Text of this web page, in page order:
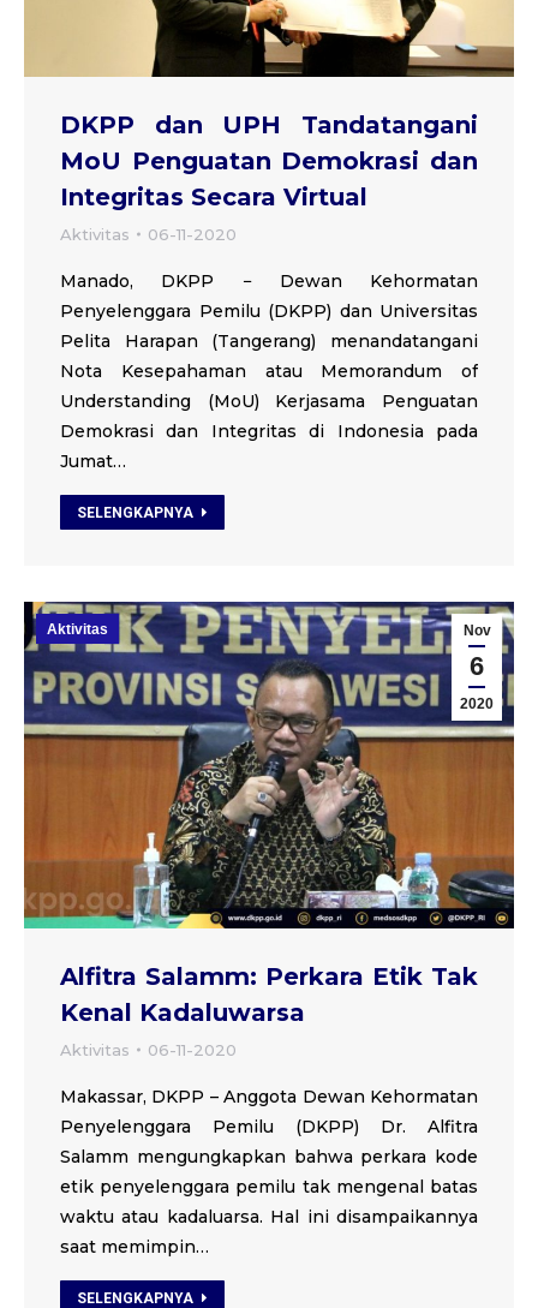
DKPP dan UPH Tandatangani
MoU Penguatan Demokrasi dan
Integritas Secara Virtual
Aktivitas 06-11-2020
Manado, DKPP − Dewan Kehormatan
Penyelenggara Pemilu (DKPP) dan Universitas
Pelita Harapan (Tangerang) menandatangani
Nota Kesepahaman atau Memorandum of
Understanding (MoU) Kerjasama Penguatan
Demokrasi dan Integritas di Indonesia pada
Jumat…
SELENGKAPNYA
Nov
6
2020
Aktivitas
Alfitra Salamm: Perkara Etik Tak
Kenal Kadaluwarsa
Aktivitas 06-11-2020
Makassar, DKPP – Anggota Dewan Kehormatan
Penyelenggara Pemilu (DKPP) Dr. Alfitra
Salamm mengungkapkan bahwa perkara kode
etik penyelenggara pemilu tak mengenal batas
waktu atau kadaluarsa. Hal ini disampaikannya
saat memimpin…
SELENGKAPNYA